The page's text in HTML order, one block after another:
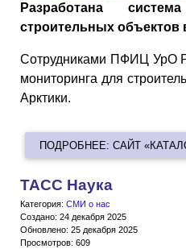
Разработана
строительных объектов
Сотрудниками ПФИЦ УрО
мониторинга для
Арктики.
ПОДРОБНЕЕ: САЙТ
ТАСС Наука
Категория: СМИ о нас
Создано: 24 декабря 2025
Обновлено: 25 декабря 2025
Просмотров: 609